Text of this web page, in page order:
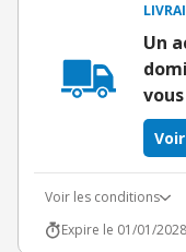
Un
Voir les conditions
Expire le 01/01/2028